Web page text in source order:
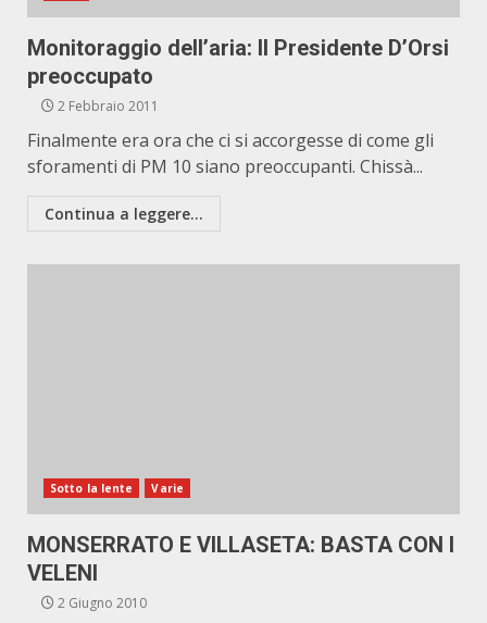
Monitoraggio dell’aria: Il Presidente D’Orsi
preoccupato
2 Febbraio 2011
Finalmente era ora che ci si accorgesse di come gli
sforamenti di PM 10 siano preoccupanti. Chissà...
Continua a leggere...
Sotto la lente Varie
MONSERRATO E VILLASETA: BASTA CON I
VELENI
2 Giugno 2010